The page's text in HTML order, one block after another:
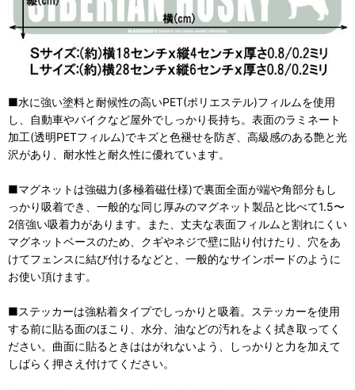
■水に強い塗料と耐候性の高いPET(ポリエステル)フィルムを使用
し、自動車やバイクなど屋外でしっかり長持ち。表面のラミネート
加工(透明PETフィルム)でキズと色褪せを防ぎ、高級感のある艶と光
沢があり、耐水性と耐久性に優れています。
■マグネットは強磁力(多極着磁仕様)で裏面全面が端や角部分もし
っかり吸着でき、一般的な同じ厚みのマグネット製品と比べて1.5〜
2倍強い吸着力があります。また、丈夫な表面フィルムと割れにくい
マグネットベースのため、クギやネジで壁に貼り付けたり、穴をあ
けてフェンスに結び付けるなどと、一般的なサインボードのように
お使い頂けます。
■ステッカーは強粘着タイプでしっかりと吸着。ステッカーを使用
する前に貼る面のほこり、水分、油などの汚れをよく拭き取ってく
ださい。曲面に貼るときははがれないよう、しっかりと力を加えて
しばらく押さえ付けてください。